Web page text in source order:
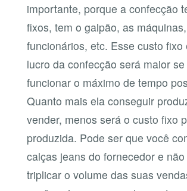
importante, porque a confecção
fixos, tem o galpão, as
funcionários, etc. Esse custo fixo
lucro da confecção será maior
funcionar o máximo de tempo
Quanto mais ela conseguir
vender, menos será o custo fixo
produzida. Pode ser que você
calças jeans do fornecedor e
triplicar o volume das suas